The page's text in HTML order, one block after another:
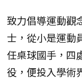
致力倡導運動觀
士，從小是運動
任桌球國手，四
役，便投入學術